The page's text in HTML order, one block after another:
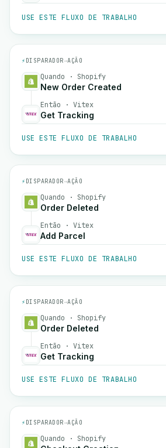
USE ESTE FLUXO DE TRABALHO
⚡ DISPARADOR→AÇÃO
Quando · Shopify
New Order Created
Então · Vitex
Get Tracking
USE ESTE FLUXO DE TRABALHO
⚡ DISPARADOR→AÇÃO
Quando · Shopify
Order Deleted
Então · Vitex
Add Parcel
USE ESTE FLUXO DE TRABALHO
⚡ DISPARADOR→AÇÃO
Quando · Shopify
Order Deleted
Então · Vitex
Get Tracking
USE ESTE FLUXO DE TRABALHO
⚡ DISPARADOR→AÇÃO
Quando · Shopify